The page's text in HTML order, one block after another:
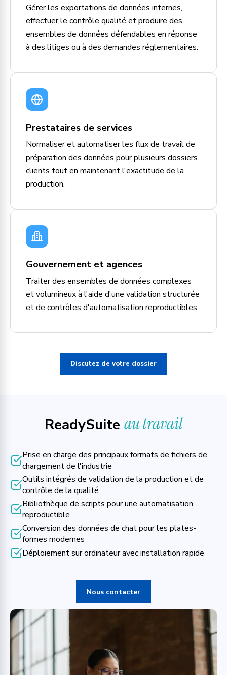
Gérer les exportations de données internes,
effectuer le contrôle qualité et produire des
ensembles de données défendables en réponse
à des litiges ou à des demandes réglementaires.
Prestataires de services
Normaliser et automatiser les flux de travail de
préparation des données pour plusieurs dossiers
clients tout en maintenant l'exactitude de la
production.
Gouvernement et agences
Traiter des ensembles de données complexes
et volumineux à l'aide d'une validation structurée
et de contrôles d'automatisation reproductibles.
Discutez de votre dossier
ReadySuite au travail
Prise en charge des principaux formats de fichiers de
chargement de l'industrie
Outils intégrés de validation de la production et de
contrôle de la qualité
Bibliothèque de scripts pour une automatisation
reproductible
Conversion des données de chat pour les plates-
formes modernes
Déploiement sur ordinateur avec installation rapide
Nous contacter